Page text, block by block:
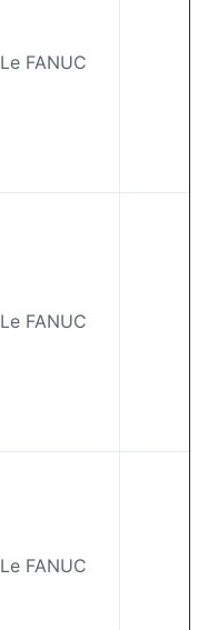
Le FANUC
Le FANUC
Le FANUC